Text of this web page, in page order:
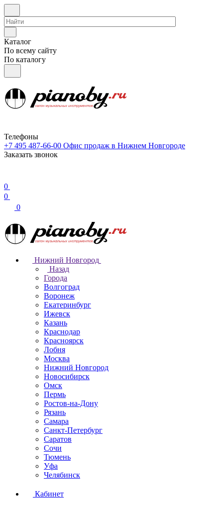
Каталог
По всему сайту
По каталогу
Телефоны
+7 495 487-66-00 Офис продаж в Нижнем Новгороде
Заказать звонок
0
0
0
Нижний Новгород
Назад
Города
Волгоград
Воронеж
Екатеринбург
Ижевск
Казань
Краснодар
Красноярск
Лобня
Москва
Нижний Новгород
Новосибирск
Омск
Пермь
Ростов-на-Дону
Рязань
Самара
Санкт-Петербург
Саратов
Сочи
Тюмень
Уфа
Челябинск
Кабинет